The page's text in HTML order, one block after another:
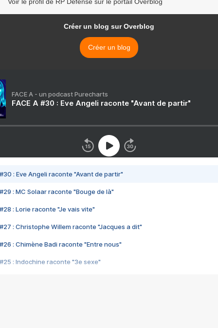
Créer un blog sur Overblog
Créer un blog
FACE A - un podcast Purecharts
FACE A #30 : Eve Angeli raconte "Avant de partir"
#30 : Eve Angeli raconte "Avant de partir"
#29 : MC Solaar raconte "Bouge de là"
#28 : Lorie raconte "Je vais vite"
#27 : Christophe Willem raconte "Jacques a dit"
#26 : Chimène Badi raconte "Entre nous"
#25 : Indochine raconte "3e sexe"